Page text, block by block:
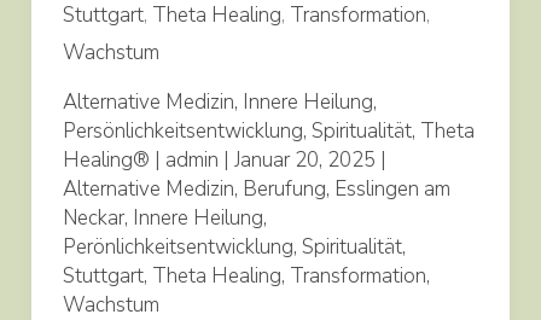
Stuttgart, Theta Healing, Transformation,
Wachstum
Alternative Medizin, Innere Heilung,
Persönlichkeitsentwicklung, Spiritualität, Theta
Healing® | admin | Januar 20, 2025 |
Alternative Medizin, Berufung, Esslingen am
Neckar, Innere Heilung,
Perönlichkeitsentwicklung, Spiritualität,
Stuttgart, Theta Healing, Transformation,
Wachstum